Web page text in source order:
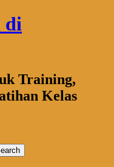
di
Training,
Kelas